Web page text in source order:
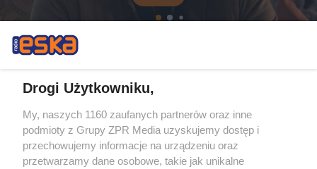
Drogi Użytkowniku,
My, naszych 1160 zaufanych partnerów oraz inne
podmioty z Grupy ZPR Media uzyskujemy dostęp i
przechowujemy informacje na urządzeniu oraz
przetwarzamy dane osobowe, takie jak unikalne